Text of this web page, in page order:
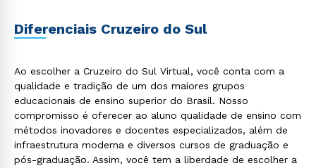
Diferenciais Cruzeiro do Sul
Ao escolher a Cruzeiro do Sul Virtual, você conta com a
qualidade e tradição de um dos maiores grupos
educacionais de ensino superior do Brasil. Nosso
compromisso é oferecer ao aluno qualidade de ensino com
métodos inovadores e docentes especializados, além de
infraestrutura moderna e diversos cursos de graduação e
pós-graduação. Assim, você tem a liberdade de escolher a
Rápido e fácil
WhatsApp
ou